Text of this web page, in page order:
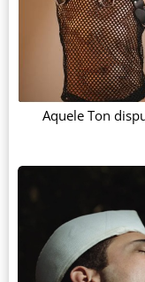
Aquele Ton